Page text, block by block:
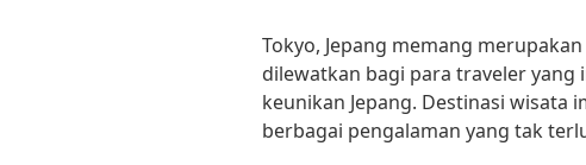
Tokyo, Jepang memang
dilewatkan bagi para traveler yang
keunikan Jepang. Destinasi wisata
berbagai pengalaman yang tak